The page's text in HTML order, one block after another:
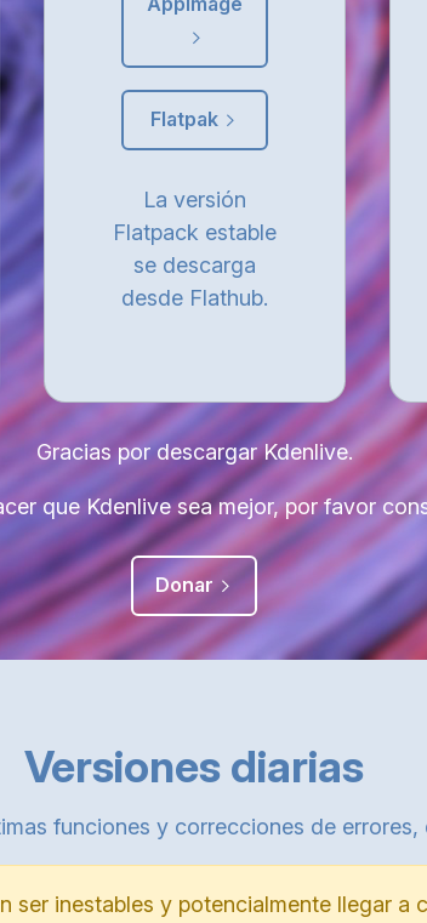
Flatpak
La versión
Flatpack estable
se descarga
desde Flathub.
Gracias por descargar Kdenlive.
que Kdenlive sea mejor, por favor
Donar
Versiones diarias
funciones y correcciones de
ser inestables y potencialmente llegar a